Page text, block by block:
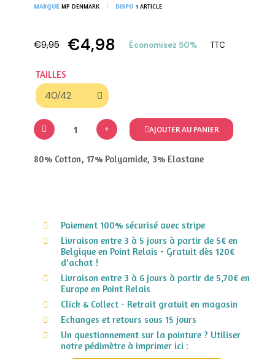
MARQUE MP DENMARK DISPO 1 ARTICLE
€9,95 €4,98 Économisez 50% TTC
TAILLES
AJOUTER AU PANIER
80% Cotton, 17% Polyamide, 3% Elastane
Paiement 100% sécurisé avec stripe
Livraison entre 3 à 5 jours à partir de 5€ en
Belgique en Point Relais - Gratuit dès 120€
d'achat !
Livraison entre 3 à 6 jours à partir de 5,70€ en
Europe en Point Relais
Click & Collect - Retrait gratuit en magasin
Echanges et retours sous 15 jours
Un questionnement sur la pointure ? Utiliser
notre pédimètre à imprimer ici :